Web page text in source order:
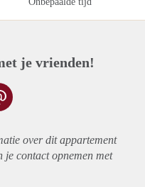
je vrienden!
over ditappartement
je contact opnemen met